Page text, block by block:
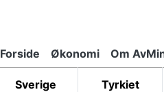
Primary
Links
Forside Økonomi Om
Sverige Tyrkiet